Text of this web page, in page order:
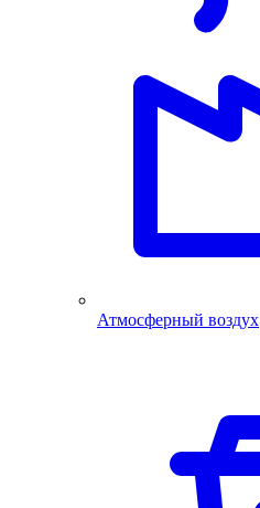
Атмосферный воздух